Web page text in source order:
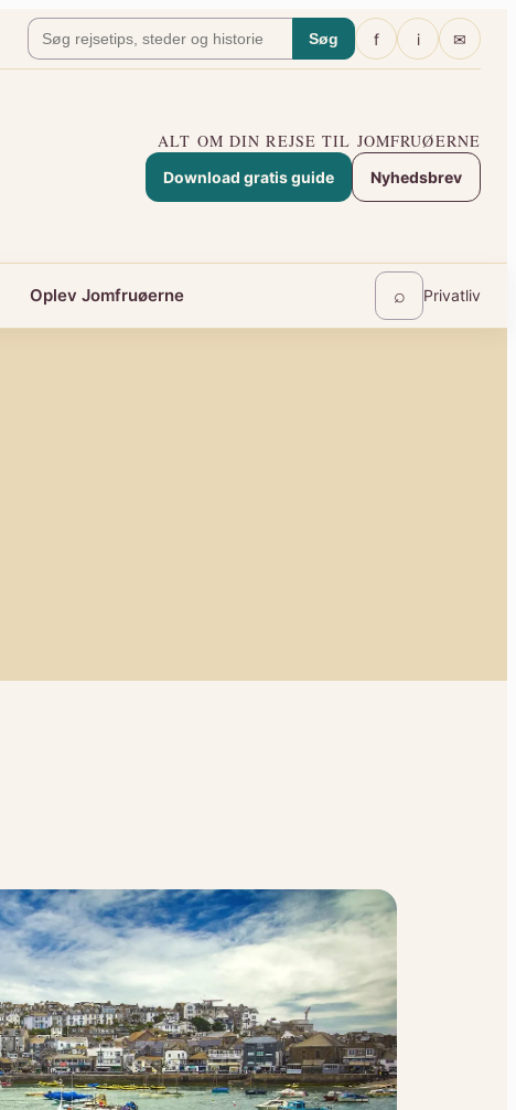
Søg f i ✉
ALT OM DIN REJSE TIL JOMFRUØERNE
Download gratis guide Nyhedsbrev
Oplev Jomfruøerne ⌕ Privatliv